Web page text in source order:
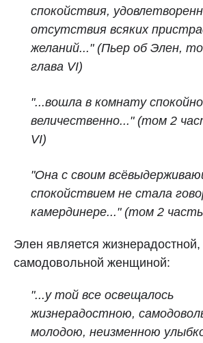
спокойствия,
отсутствия всяких
желаний..." (Пьер об Элен,
глава VI)
"...вошла в комнату
величественно..." (том 2
VI)
"Она с своим
спокойствием не стала
камердинере..." (том 2
Элен является жизнерадостной,
самодовольной женщиной:
"...у той все освещалось
жизнерадостною,
молодою, неизменною